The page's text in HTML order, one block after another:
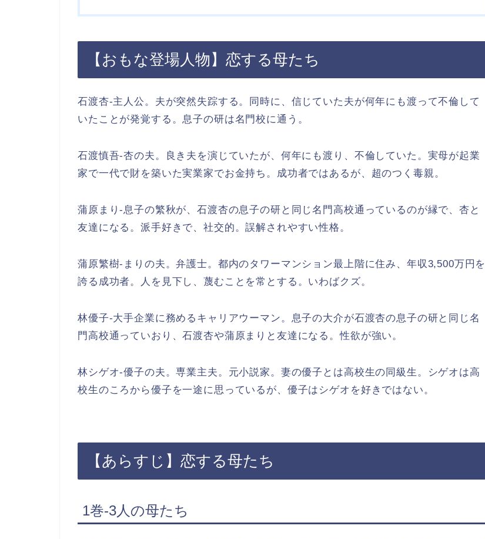
【おもな登場人物】恋する母たち
石渡杏-主人公。夫が突然失踪する。同時に、信じていた夫が何年にも渡って不倫して
いたことが発覚する。息子の研は名門校に通う。
石渡慎吾-杏の夫。良き夫を演じていたが、何年にも渡り、不倫していた。実母が起業
家で一代で財を築いた実業家でお金持ち。成功者ではあるが、超のつく毒親。
蒲原まり-息子の繁秋が、石渡杏の息子の研と同じ名門高校通っているのが縁で、杏と
友達になる。派手好きで、社交的。誤解されやすい性格。
蒲原繁樹-まりの夫。弁護士。都内のタワーマンション最上階に住み、年収3,500万円を
誇る成功者。人を見下し、蔑むことを常とする。いわばクズ。
林優子-大手企業に務めるキャリアウーマン。息子の大介が石渡杏の息子の研と同じ名
門高校通っていおり、石渡杏や蒲原まりと友達になる。性欲が強い。
林シゲオ-優子の夫。専業主夫。元小説家。妻の優子とは高校生の同級生。シゲオは高
校生のころから優子を一途に思っているが、優子はシゲオを好きではない。
【あらすじ】恋する母たち
1巻-3人の母たち